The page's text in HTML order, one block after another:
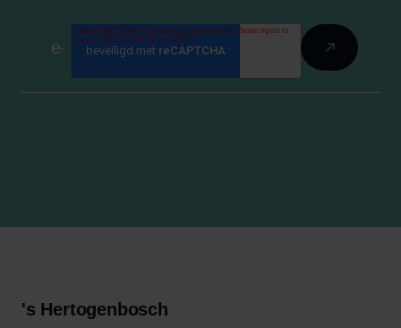
's Hertogenbosch